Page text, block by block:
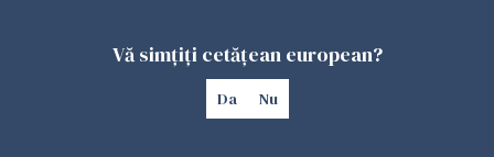
Ce a pățit o româncă în timp ce își plimba
câinele în Germania. Mesajul ei a stârnit
Vă simțiți cetățean european?
Da Nu